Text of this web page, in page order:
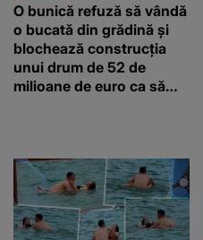
O bunică refuză să vândă
o bucată din grădină și
blochează construcția
unui drum de 52 de
milioane de euro ca să